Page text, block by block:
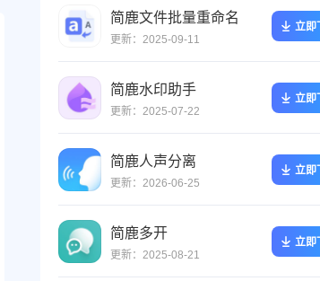
简鹿文件批量重命名
更新：2025-09-11
立即
简鹿水印助手
更新：2025-07-22
立即
简鹿人声分离
更新：2026-06-25
立即
简鹿多开
更新：2025-08-21
立即